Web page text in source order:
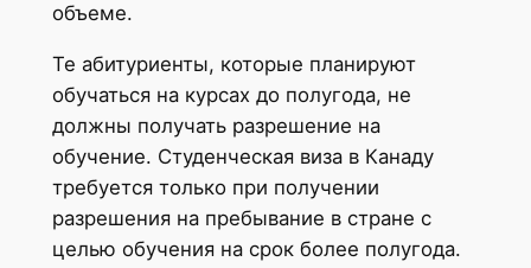
объеме.
Те абитуриенты, которые планируют
обучаться на курсах до полугода, не
должны получать разрешение на
обучение. Студенческая виза в Канаду
требуется только при получении
разрешения на пребывание в стране с
целью обучения на срок более полугода.